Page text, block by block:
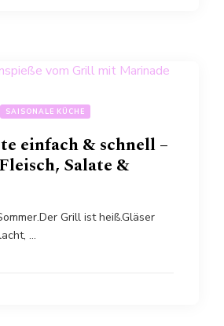
SAISONALE KÜCHE
einfach & schnell –
Salate &
Grill ist heiß.Gläser
…